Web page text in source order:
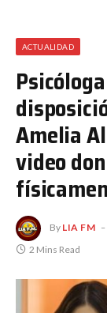
ACTUALIDAD
Amelia
video
By LIA FM
2 Mins Read